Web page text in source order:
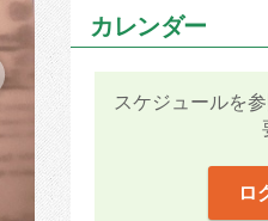
カレンダー
スケジュールを
ロ